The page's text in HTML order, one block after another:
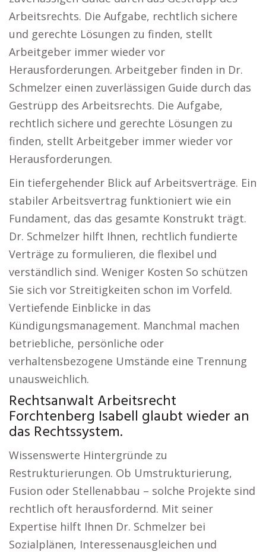
Arbeitsrechts. Die Aufgabe, rechtlich sichere
und gerechte Lösungen zu finden, stellt
Arbeitgeber immer wieder vor
Herausforderungen. Arbeitgeber finden in Dr.
Schmelzer einen zuverlässigen Guide durch das
Gestrüpp des Arbeitsrechts. Die Aufgabe,
rechtlich sichere und gerechte Lösungen zu
finden, stellt Arbeitgeber immer wieder vor
Herausforderungen.
Ein tiefergehender Blick auf Arbeitsverträge. Ein
stabiler Arbeitsvertrag funktioniert wie ein
Fundament, das das gesamte Konstrukt trägt.
Dr. Schmelzer hilft Ihnen, rechtlich fundierte
Verträge zu formulieren, die flexibel und
verständlich sind. Weniger Kosten So schützen
Sie sich vor Streitigkeiten schon im Vorfeld.
Vertiefende Einblicke in das
Kündigungsmanagement. Manchmal machen
betriebliche, persönliche oder
verhaltensbezogene Umstände eine Trennung
unausweichlich.
Rechtsanwalt Arbeitsrecht
Forchtenberg Isabell glaubt wieder an
das Rechtssystem.
Wissenswerte Hintergründe zu
Restrukturierungen. Ob Umstrukturierung,
Fusion oder Stellenabbau – solche Projekte sind
rechtlich oft herausfordernd. Mit seiner
Expertise hilft Ihnen Dr. Schmelzer bei
Sozialplänen, Interessenausgleichen und